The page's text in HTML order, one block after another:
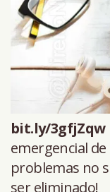
bit.ly/3gfjZqw
emergencial
problemas no
ser eliminado!